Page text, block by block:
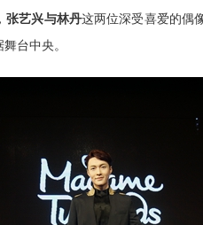
张艺兴与林丹这两位深受喜爱的偶
台中央。